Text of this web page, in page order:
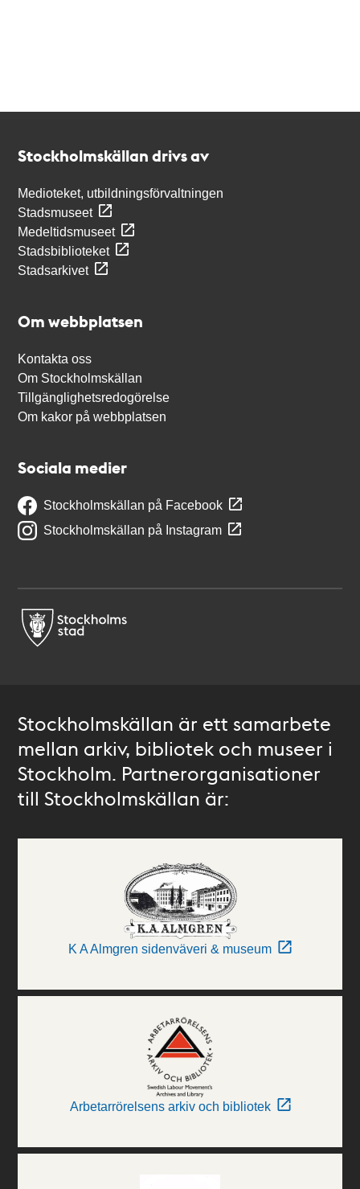
Stockholmskällan drivs av
Medioteket, utbildningsförvaltningen
Stadsmuseet
Medeltidsmuseet
Stadsbiblioteket
Stadsarkivet
Om webbplatsen
Kontakta oss
Om Stockholmskällan
Tillgänglighetsredogörelse
Om kakor på webbplatsen
Sociala medier
Stockholmskällan på Facebook
Stockholmskällan på Instagram
Stockholmskällan är ett samarbete
mellan arkiv, bibliotek och museer i
Stockholm. Partnerorganisationer
till Stockholmskällan är:
K A Almgren sidenväveri & museum
Arbetarrörelsens arkiv och bibliotek